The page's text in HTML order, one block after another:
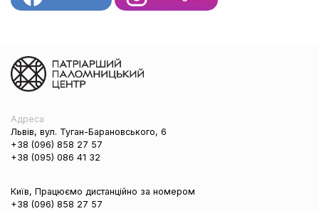
Адреса
Львів, вул. Туган-Барановського, 6
+38 (096) 858 27 57
+38 (095) 086 41 32
Київ, Працюємо дистанційно за номером
+38 (096) 858 27 57